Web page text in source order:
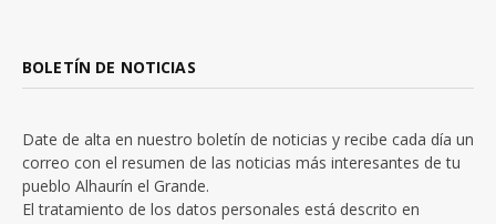
BOLETÍN DE NOTICIAS
Date de alta en nuestro boletín de noticias y recibe cada día un
correo con el resumen de las noticias más interesantes de tu
pueblo Alhaurín el Grande.
El tratamiento de los datos personales está descrito en